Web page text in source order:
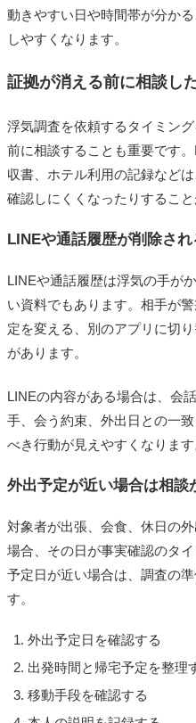
動きやすい日や時間帯が分か
しやすくなります。
証拠が消える前に相談し
浮気調査を依頼するタイミン
前に相談することも重要です
収書、ホテル利用の記録など
確認しにくくなったりすること
LINEや通話履歴が削除さ
LINEや通話履歴は浮気の手が
い資料でもあります。相手が
定を変える、別のアプリに切
があります。
LINEの内容がある場合は、会
手、会う約束、外出日との一
べき行動が見えやすくなります
外出予定が近い場合は相談
対象者が出張、会食、休日の
場合、その日が事実確認のタ
予定日が近い場合は、調査の
す。
外出予定日を確認する
出発時間と帰宅予定を整理
移動手段を確認する